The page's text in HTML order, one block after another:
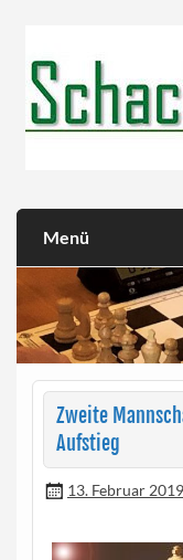
Menü
Zweite
Aufstieg
13. Februar 2019